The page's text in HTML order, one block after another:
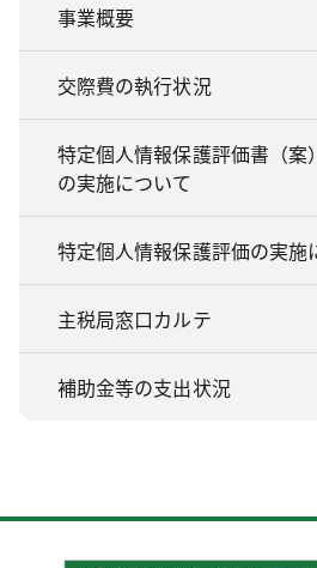
事業概要
交際費の執行状況
特定個人情報保護評価書（案
の実施について
特定個人情報保護評価の実施
主税局窓口カルテ
補助金等の支出状況